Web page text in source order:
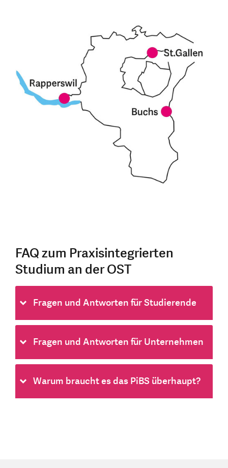
FAQ zum Praxisintegrierten
Studium an der OST
Fragen und Antworten für Studierende
Fragen und Antworten für Unternehmen
Warum braucht es das PiBS überhaupt?